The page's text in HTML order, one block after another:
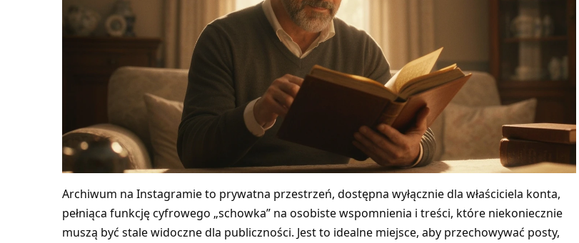
Archiwum na Instagramie to prywatna przestrzeń, dostępna wyłącznie dla właściciela konta,
pełniąca funkcję cyfrowego „schowka” na osobiste wspomnienia i treści, które niekoniecznie
muszą być stale widoczne dla publiczności. Jest to idealne miejsce, aby przechowywać posty,